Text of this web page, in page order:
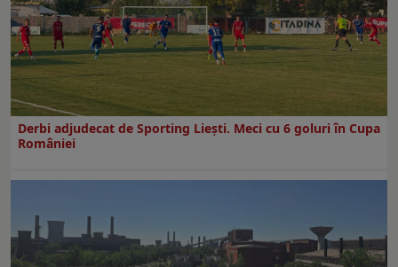
Derbi adjudecat de Sporting Liești. Meci cu 6 goluri în Cupa
României